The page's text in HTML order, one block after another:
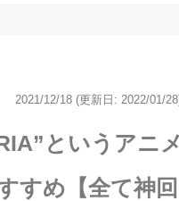
2021/12/18 (更新日: 2022/01/
というアニ
すめ【全て神回